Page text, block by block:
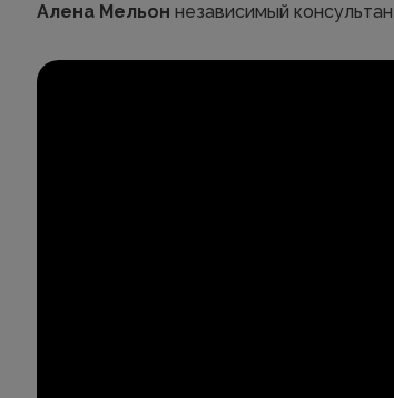
Алена Мельон независимый